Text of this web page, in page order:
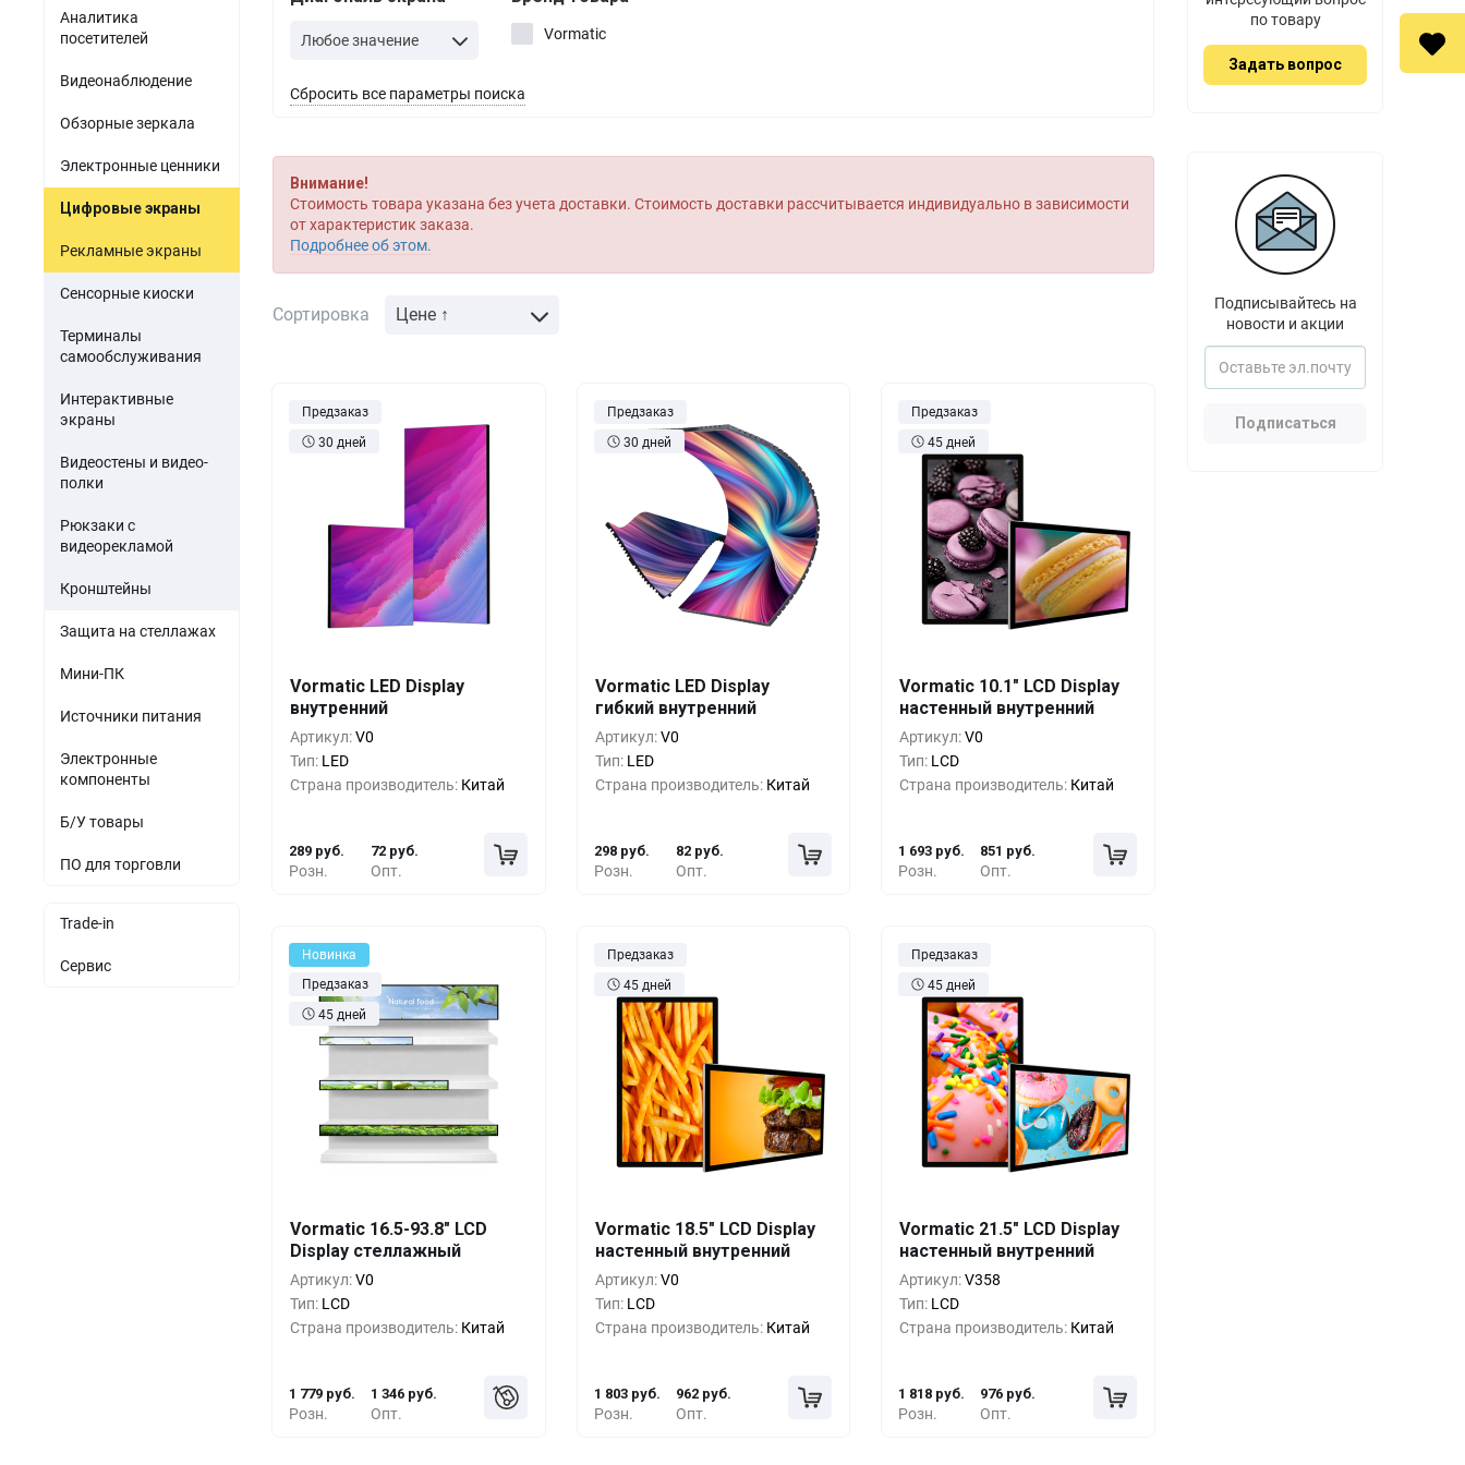
Оптика Другое
Мини-ПК
Электронные компоненты
ПО для торговли
Акустомагнитные детекторы
Гибридные видеорегистраторы
Аналитика
посетителей
Видеонаблюдение
Обзорные зеркала
Электронные ценники
Цифровые экраны
Рекламные экраны
Сенсорные киоски
Терминалы
самообслуживания
Интерактивные
экраны
Видеостены и видео-
полки
Рюкзаки с
видеорекламой
Кронштейны
Защита на стеллажах
Мини-ПК
Источники питания
Электронные
компоненты
Б/У товары
ПО для торговли
Trade-in
Сервис
Любое значение Vormatic
Сбросить все параметры поиска
Внимание!
Стоимость товара указана без учета доставки. Стоимость доставки рассчитывается индивидуально в зависимости
от характеристик заказа.
Подробнее об этом.
Сортировка Цене ↑
Предзаказ
30 дней
Vormatic LED Display
внутренний
Артикул:V0
Тип: LED
Страна производитель: Китай
Розн.
289 руб.
Опт.
72 руб.
1+ 0%
10+ -50% 144 руб.
Предзаказ
30 дней
Vormatic LED Display
гибкий внутренний
Артикул:V0
Тип: LED
Страна производитель: Китай
Розн.
298 руб.
Опт.
82 руб.
1+ 0%
10+ -48% 154 руб.
Предзаказ
45 дней
Vormatic 10.1" LCD Display
настенный внутренний
Артикул:V0
Тип: LCD
Страна производитель: Китай
Розн.
1 693 руб.
Опт.
851 руб.
1+ 0% 1 693 руб.
5+
10+ -35% 1 092 руб.
Новинка
Предзаказ
45 дней
Vormatic 16.5-93.8" LCD
Display стеллажный
Артикул:V0
Тип: LCD
Страна производитель: Китай
Розн.
1 779 руб.
Опт.
1 346 руб.
1+ 0% 1 779 руб.
10+ -13% 1 539 руб.
Предзаказ
45 дней
Vormatic 18.5" LCD Display
настенный внутренний
Артикул:V0
Тип: LCD
Страна производитель: Китай
Розн.
1 803 руб.
Опт.
962 руб.
1+ 0% 1 803 руб.
10+ -33% 1 202 руб.
Предзаказ
45 дней
Vormatic 21.5" LCD Display
настенный внутренний
Артикул:V358
Тип: LCD
Страна производитель: Китай
Розн.
1 818 руб.
Опт.
976 руб.
1+ 0% 1 818 руб.
5+
10+ -33% 1 217 руб.
по товару
Задать вопрос
Подписывайтесь на
новости и акции
Подписаться